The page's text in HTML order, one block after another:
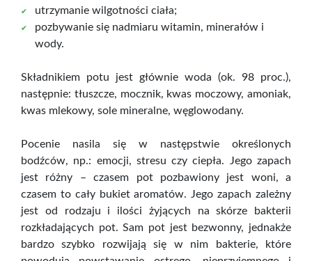
utrzymanie wilgotności ciała;
pozbywanie się nadmiaru witamin, minerałów i
wody.
Składnikiem potu jest głównie woda (ok. 98 proc.),
następnie: tłuszcze, mocznik, kwas moczowy, amoniak,
kwas mlekowy, sole mineralne, węglowodany.
Pocenie nasila się w następstwie określonych
bodźców, np.: emocji, stresu czy ciepła. Jego zapach
jest różny – czasem pot pozbawiony jest woni, a
czasem to cały bukiet aromatów. Jego zapach zależny
jest od rodzaju i ilości żyjących na skórze bakterii
rozkładających pot. Sam pot jest bezwonny, jednakże
bardzo szybko rozwijają się w nim bakterie, które